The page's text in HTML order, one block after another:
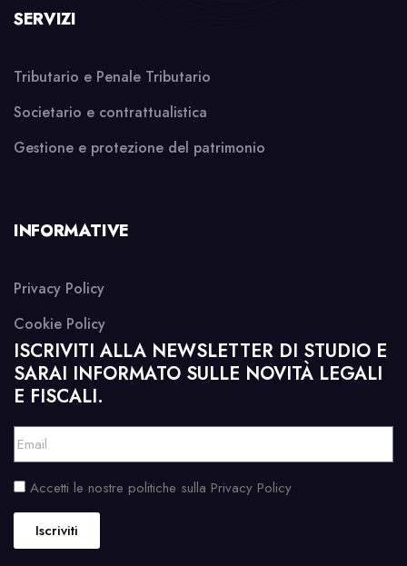
SERVIZI
Tributario e Penale Tributario
Societario e contrattualistica
Gestione e protezione del patrimonio
INFORMATIVE
Privacy Policy
Cookie Policy
ISCRIVITI ALLA NEWSLETTER DI STUDIO E
SARAI INFORMATO SULLE NOVITÀ LEGALI
E FISCALI.
Accetti le nostre politiche sulla Privacy Policy
Iscriviti